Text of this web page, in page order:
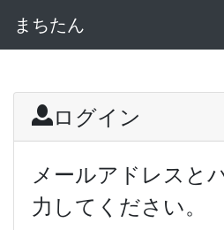
まちたん
ログイン
メールアドレスと
力してください。